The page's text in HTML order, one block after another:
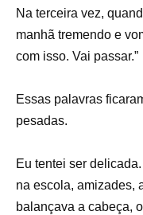
Na terceira vez,
manhã tremendo e
com isso. Vai passar.”
Essas palavras
pesadas.
Eu tentei ser
na escola, amizades,
balançava a cabeça,